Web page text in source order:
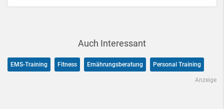
Auch Interessant
EMS-Training Fitness Ernährungsberatung Personal Training
Anzeige